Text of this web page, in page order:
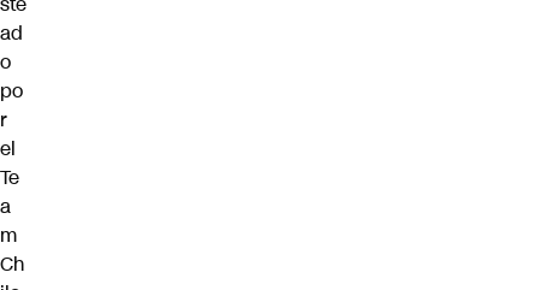
ad
o
po
r
el
Te
a
m
Ch